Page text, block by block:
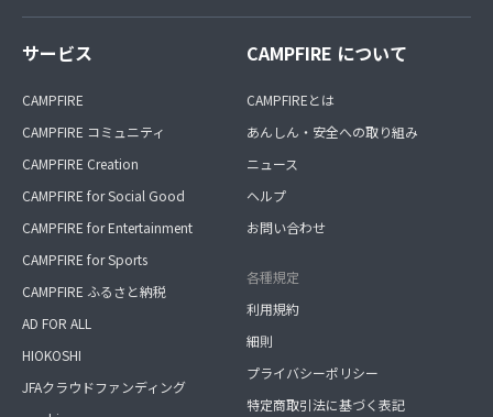
サービス
CAMPFIRE
CAMPFIRE コミュニティ
CAMPFIRE Creation
CAMPFIRE for Social Good
CAMPFIRE for Entertainment
CAMPFIRE for Sports
CAMPFIRE ふるさと納税
AD FOR ALL
HIOKOSHI
JFAクラウドファンディング
CAMPFIRE について
CAMPFIREとは
あんしん・安全への取り組み
ニュース
ヘルプ
お問い合わせ
各種規定
利用規約
細則
プライバシーポリシー
特定商取引法に基づく表記